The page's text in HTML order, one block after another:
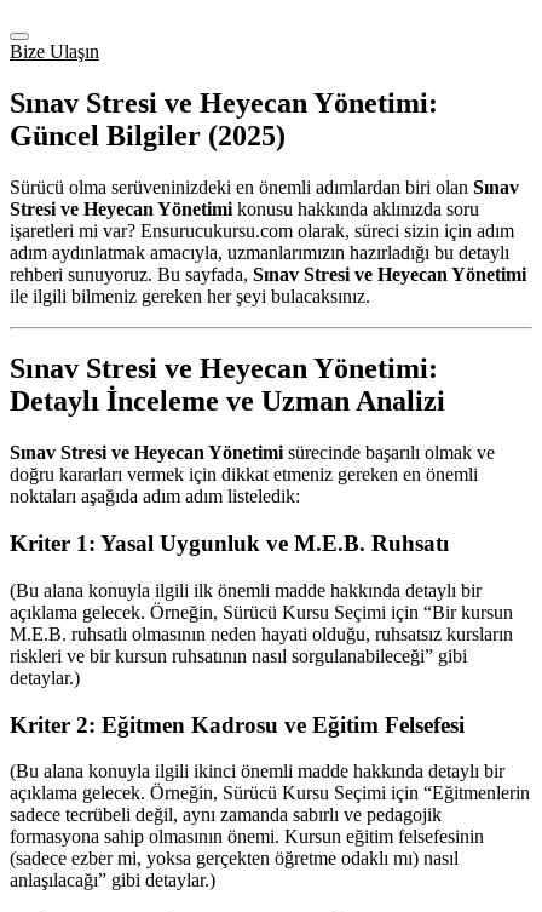
Bize Ulaşın
Sınav Stresi ve Heyecan Yönetimi:
Güncel Bilgiler (2025)
Sürücü olma serüveninizdeki en önemli adımlardan biri olan Sınav
Stresi ve Heyecan Yönetimi konusu hakkında aklınızda soru
işaretleri mi var? Ensurucukursu.com olarak, süreci sizin için adım
adım aydınlatmak amacıyla, uzmanlarımızın hazırladığı bu detaylı
rehberi sunuyoruz. Bu sayfada, Sınav Stresi ve Heyecan Yönetimi
ile ilgili bilmeniz gereken her şeyi bulacaksınız.
Sınav Stresi ve Heyecan Yönetimi:
Detaylı İnceleme ve Uzman Analizi
Sınav Stresi ve Heyecan Yönetimi sürecinde başarılı olmak ve
doğru kararları vermek için dikkat etmeniz gereken en önemli
noktaları aşağıda adım adım listeledik:
Kriter 1: Yasal Uygunluk ve M.E.B. Ruhsatı
(Bu alana konuyla ilgili ilk önemli madde hakkında detaylı bir
açıklama gelecek. Örneğin, Sürücü Kursu Seçimi için “Bir kursun
M.E.B. ruhsatlı olmasının neden hayati olduğu, ruhsatsız kursların
riskleri ve bir kursun ruhsatının nasıl sorgulanabileceği” gibi
detaylar.)
Kriter 2: Eğitmen Kadrosu ve Eğitim Felsefesi
(Bu alana konuyla ilgili ikinci önemli madde hakkında detaylı bir
açıklama gelecek. Örneğin, Sürücü Kursu Seçimi için “Eğitmenlerin
sadece tecrübeli değil, aynı zamanda sabırlı ve pedagojik
formasyona sahip olmasının önemi. Kursun eğitim felsefesinin
(sadece ezber mi, yoksa gerçekten öğretme odaklı mı) nasıl
anlaşılacağı” gibi detaylar.)